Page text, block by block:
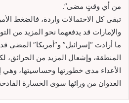
من أي وقتٍ مضى”.
تبقى كل الاحتمالات واردة، فالضغط
والإمارات قد يدفعهما نحو المزيد من
ما أرادت “إسرائيل” و”أمريكا” المضي
المنطقة، وإشعال المزيد من الحرائق،
الأعداء مدى خطورتها وحساسيتها،
العدوان من ورائها سوى الخسارة